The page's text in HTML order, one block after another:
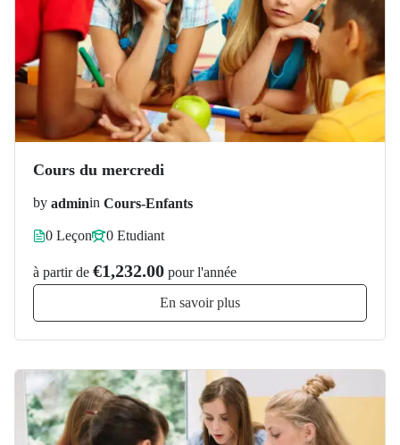
Cours du mercredi
by adminin Cours-Enfants
0 Leçon 0 Etudiant
à partir de €1,232.00 pour l'année
En savoir plus